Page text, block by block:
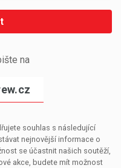
na
souhlas s následující
nejnovější informace o
se účastnit našich soutěží,
akce, budete mít možnost